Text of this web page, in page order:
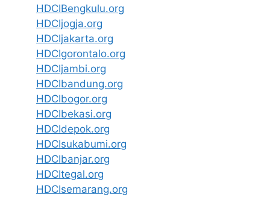
HDCIBengkulu.org
HDCIjogja.org
HDCIjakarta.org
HDCIgorontalo.org
HDCIjambi.org
HDCIbandung.org
HDCIbogor.org
HDCIbekasi.org
HDCIdepok.org
HDCIsukabumi.org
HDCIbanjar.org
HDCItegal.org
HDCIsemarang.org